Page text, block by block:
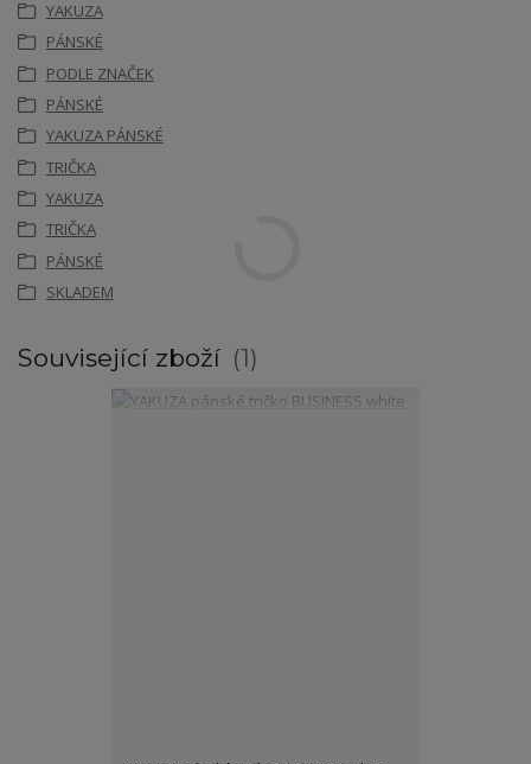
YAKUZA
PÁNSKÉ
PODLE ZNAČEK
PÁNSKÉ
YAKUZA PÁNSKÉ
TRIČKA
YAKUZA
TRIČKA
PÁNSKÉ
SKLADEM
Související zboží 1